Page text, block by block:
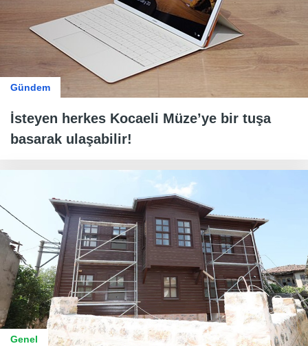
Gündem
İsteyen herkes Kocaeli Müze’ye bir tuşa
basarak ulaşabilir!
Genel